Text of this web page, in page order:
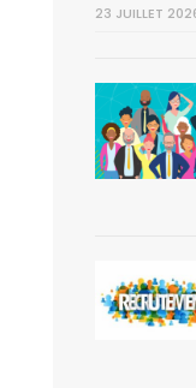
23 JUILLET